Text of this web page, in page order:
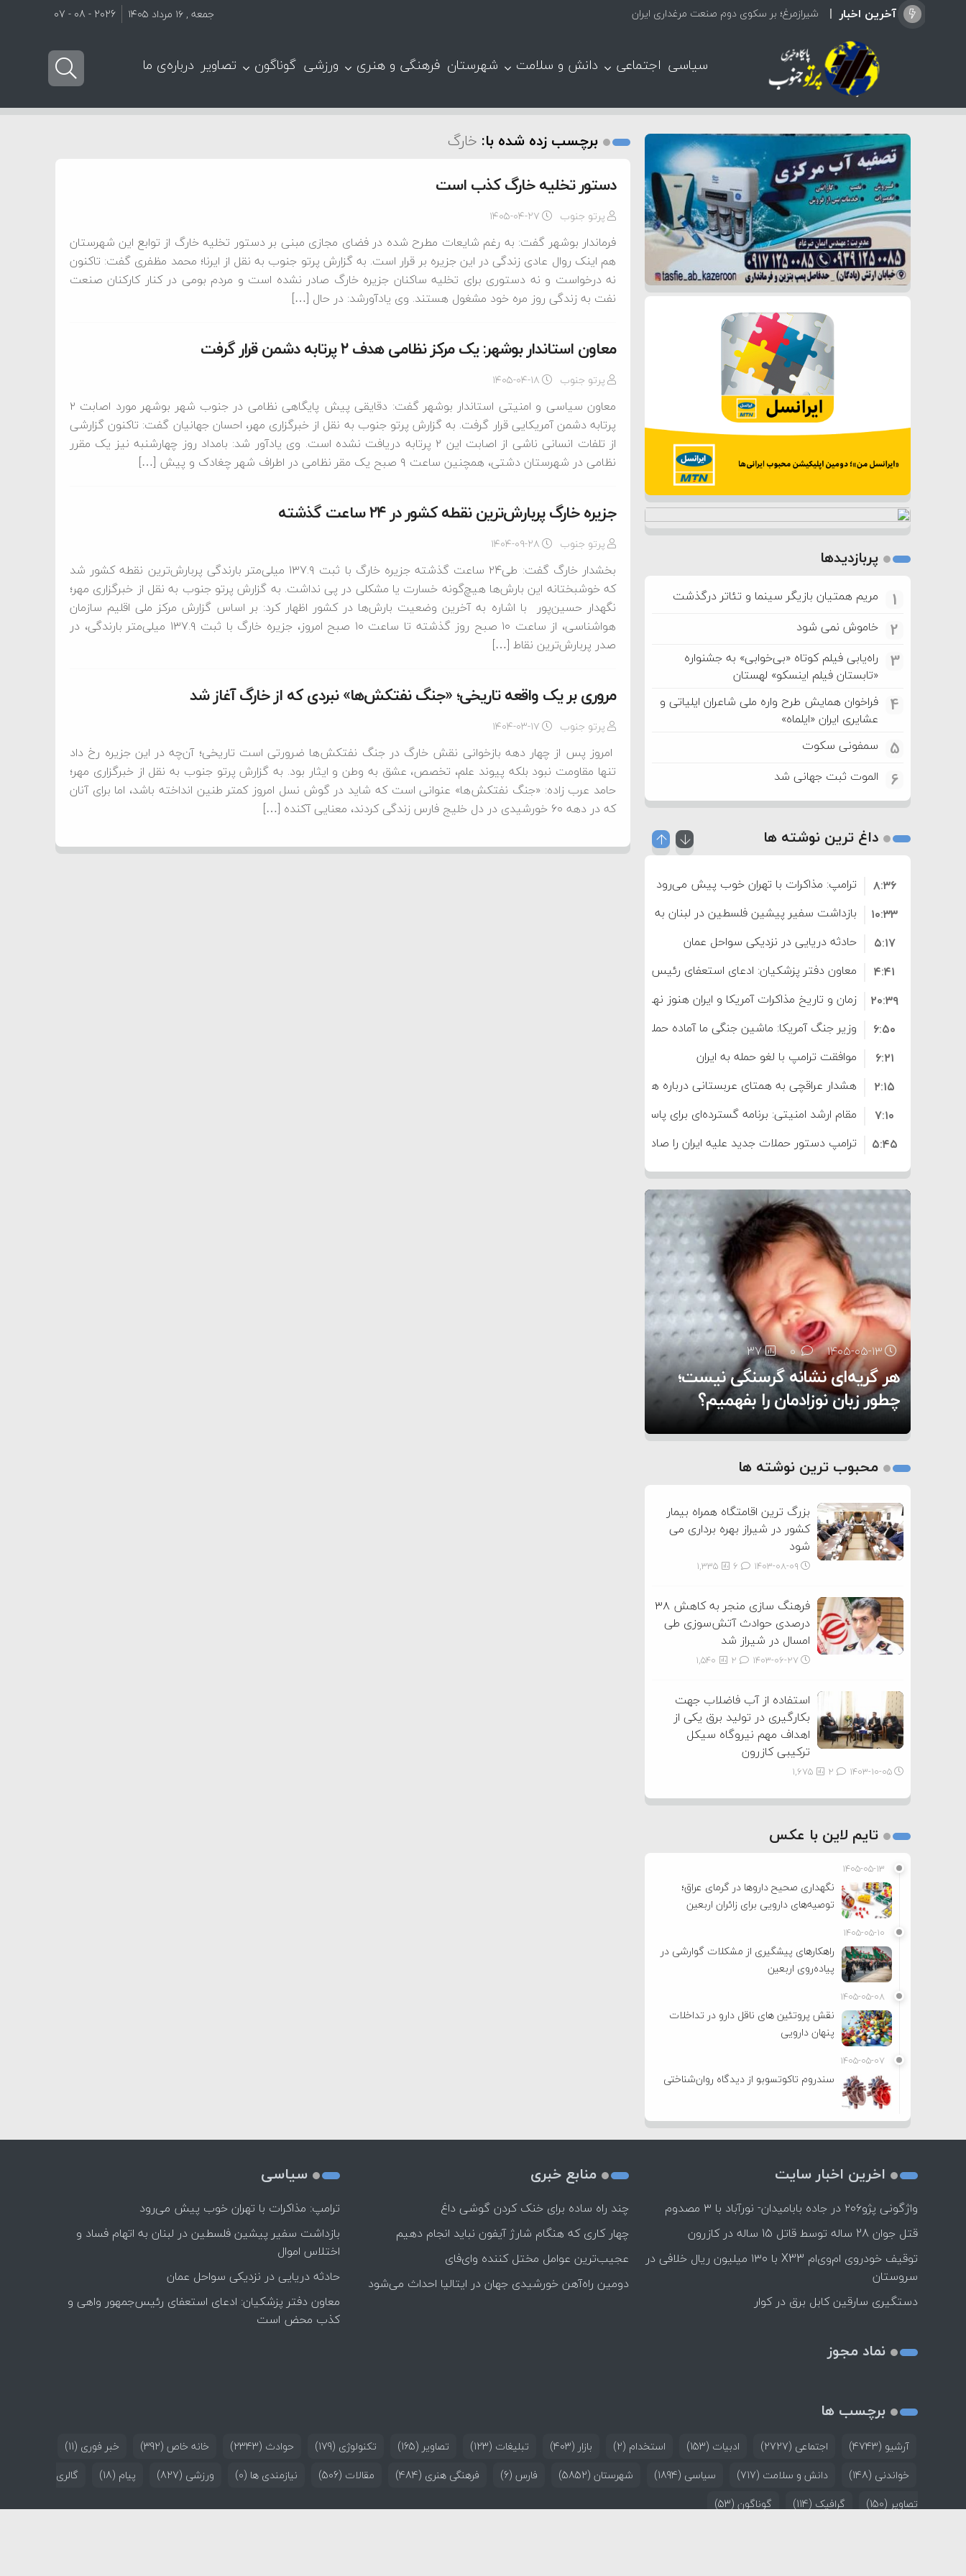
آخرین اخبار شیرازمرغ؛ بر سکوی دوم صنعت مرغداری ایران جمعه , ۱۶ مرداد ۱۴۰۵ 2026 - 08 - 07
سیاسی اجتماعی دانش و سلامت شهرستان فرهنگی و هنری ورزشی گوناگون تصاویر درباره‌ی ما
برچسب زده شده با: خارگ
دستور تخلیه خارگ کذب است
پرتو جنوب ۱۴۰۵-۰۴-۲۷
فرماندار بوشهر گفت: به رغم شایعات مطرح شده در فضای مجازی مبنی بر دستور تخلیه خارگ از توابع این شهرستان
هم اینک روال عادی زندگی در این جزیره بر قرار است. به گزارش پرتو جنوب به نقل از ایرنا؛ محمد مظفری گفت: تاکنون
نه درخواست و نه دستوری برای تخلیه ساکنان جزیره خارگ صادر نشده است و مردم بومی در کنار کارکنان صنعت
نفت به زندگی روز مره خود مشغول هستند. وی یادآورشد: در حال […]
معاون استاندار بوشهر: یک مرکز نظامی هدف ۲ پرتابه دشمن قرار گرفت
پرتو جنوب ۱۴۰۵-۰۴-۱۸
معاون سیاسی و امنیتی استاندار بوشهر گفت: دقایقی پیش پایگاهی نظامی در جنوب شهر بوشهر مورد اصابت ۲
پرتابه دشمن آمریکایی قرار گرفت. به گزارش پرتو جنوب به نقل از خبرگزاری مهر، احسان جهانیان گفت: تاکنون گزارشی
از تلفات انسانی ناشی از اصابت این ۲ پرتابه دریافت نشده است‌. وی یادآور شد: بامداد روز چهارشنبه نیز یک مقرر
نظامی در شهرستان دشتی، همچنین ساعت ۹ صبح یک مقر نظامی در اطراف شهر چغادک و پیش […]
جزیره خارگ پربارش‌ترین نقطه کشور در ۲۴ ساعت گذشته
پرتو جنوب ۱۴۰۴-۰۹-۲۸
بخشدار خارگ گفت: طی۲۴ ساعت گذشته جزیره خارگ با ثبت ۱۳۷.۹ میلی‌متر بارندگی پربارش‌ترین نقطه کشور شد
که خوشبختانه این بارش‌ها هیچ‌گونه خسارت یا مشکلی در پی نداشت. به گزارش پرتو جنوب به نقل از خبرگزاری مهر؛
نگهدار حسین‌پور با اشاره به آخرین وضعیت بارش‌ها در کشور اظهار کرد: بر اساس گزارش مرکز ملی اقلیم سازمان
هواشناسی، از ساعت ۱۰ صبح روز گذشته تا ساعت ۱۰ صبح امروز، جزیره خارگ با ثبت ۱۳۷.۹ میلی‌متر بارندگی، در
صدر پربارش‌ترین نقاط […]
مروری بر یک واقعه تاریخی؛ «جنگ نفتکش‌ها» نبردی که از خارگ آغاز شد
پرتو جنوب ۱۴۰۴-۰۳-۱۷
امروز پس از چهار دهه بازخوانی نقش خارگ در جنگ نفتکش‌ها ضرورتی است تاریخی؛ آن‌چه در این جزیره رخ داد
تنها مقاومت نبود بلکه پیوند علم، تخصص، عشق به وطن و ایثار بود. به گزارش پرتو جنوب به نقل از خبرگزاری مهر؛
حامد عرب زاده: «جنگ نفتکش‌ها» عنوانی است که شاید در گوش نسل امروز کمتر طنین انداخته باشد، اما برای آنان
که در دهه ۶۰ خورشیدی در دل خلیج فارس زندگی کردند، معنایی آکنده […]
پربازدیدها
1 مریم همتیان بازیگر سینما و تئاتر درگذشت
2 خاموش نمی شود
3
راه‌یابی فیلم کوتاه «بی‌خوابی» به جشنواره
«تابستان فیلم اینسکو» لهستان
4
فراخوان همایش طرح واره ملی شاعران ایلیاتی و
عشایری ایران «ایلماه»
5 سمفونی سکوت
6 الموت ثبت جهانی شد
داغ ترین نوشته ها
ترامپ: مذاکرات با تهران خوب پیش می‌رود
۸:۳۶
بازداشت سفیر پیشین فلسطین در لبنان به اتهام فساد و اختلاس اموال
۱۰:۳۳
حادثه دریایی در نزدیکی سواحل عمان
۵:۱۷
معاون دفتر پزشکیان: ادعای استعفای رئیس‌جمهور واهی و کذب محض
است
۴:۴۱
زمان و تاریخ مذاکرات آمریکا و ایران هنوز نهایی نشده است
۲۰:۳۹
وزیر جنگ آمریکا: ماشین جنگی ما آماده حمله نظامی علیه ایران است
۶:۵۰
موافقت ترامپ با لغو حمله به ایران
۶:۲۱
هشدار عراقچی به همتای عربستانی درباره همراهی با آمریکا
۲:۱۵
مقام ارشد امنیتی: برنامه گسترده‌ای برای پاسخ به دیوانگی آمریکا داریم
۷:۱۰
ترامپ دستور حملات جدید علیه ایران را صادر کرد
۵:۴۵
سپاه: دو نفتکش متخلف مورد اصابت قرار گرفته و متوقف شدند
۱۲:۵۹
ترامپ مدعی توافق تاریخی برای خلع سلاح کامل حماس شد
۸:۵۷
اعتراض عراقچی به همتای بلغارستانی به دلیل کمک به آمریکا در حملات به
ایران
۱۶:۱۹
کشورهایی که به متجاوزان کمک می کنند پاسخ سختی خواهند گرفت
۱۰:۱۵
سنتکام پایان تجاوز جدید به ایران را اعلام کرد
۶:۰۵
۱۴۰۵-۰۵-۱۳ 0
37
هر گریه‌ای نشانه گرسنگی نیست؛
چطور زبان نوزادمان را بفهمیم؟
۱۴۰۵-۰۵-۱۲ 0
28
تغذیه پدر می‌تواند بر سلامت نوزاد
تأثیر بگذارد
۱۴۰۵-۰۵-۱۲ 0
13
روی دیگر زندگی
2
محبوب ترین نوشته ها
بزرگ ترین اقامتگاه همراه بیمار
کشور در شیراز بهره برداری می
شود
۱۴۰۳-۰۸-۰۹ 1,335
فرهنگ سازی منجر به کاهش ۳۸
درصدی حوادث آتش‌سوزی طی
امسال در شیراز شد
۱۴۰۳-۰۶-۲۷ 1,540
استفاده از آب فاضلاب جهت
بکارگیری در تولید برق یکی از
اهداف مهم نیروگاه سیکل
ترکیبی کازرون
۱۴۰۳-۱۰-۰۵ 1,675
تایم لاین با عکس
۱۴۰۵-۰۵-۱۳
نگهداری صحیح داروها در گرمای عراق؛
توصیه‌های دارویی برای زائران اربعین
۱۴۰۵-۰۵-۱۰
راهکارهای پیشگیری از مشکلات گوارشی در
پیاده‌روی اربعین
۱۴۰۵-۰۵-۰۸
نقش پروتئین های ناقل دارو در تداخلات
پنهان دارویی
۱۴۰۵-۰۵-۰۷
سندروم تاکوتسوبو از دیدگاه روان‌شناختی
اخرین اخبار سایت
واژگونی پژو۲۰۶ در جاده بابامیدان- نورآباد با ۳ مصدوم
قتل جوان 28 ساله توسط قاتل 15 ساله در کازرون
توقیف خودروی ام‌وی‌ام X33 با ۱۳۰ میلیون ریال خلافی در
سروستان
دستگیری سارقین کابل برق در کوار
نماد مجوز
منابع خبری
چند راه‌ ساده برای خنک کردن گوشی داغ
چهار کاری که هنگام شارژ آیفون نباید انجام دهیم
عجیب‌ترین عوامل مختل کننده وای‌فای
دومین راه‌آهن خورشیدی جهان در ایتالیا احداث می‌شود
سیاسی
ترامپ: مذاکرات با تهران خوب پیش می‌رود
بازداشت سفیر پیشین فلسطین در لبنان به اتهام فساد و
اختلاس اموال
حادثه دریایی در نزدیکی سواحل عمان
معاون دفتر پزشکیان: ادعای استعفای رئیس‌جمهور واهی و
کذب محض است
برچسب ها
آرشیو (4743) اجتماعی (2727) ادبیات (153) استخدام (2) بازار (403) تبلیغات (123) تصاویر (165) تکنولوژی (179) حوادث (2343) خانه خاص (392) خبر فوری (11)
خواندنی (148) دانش و سلامت (717) سیاسی (1894) شهرستان (5852) فارس (6) فرهنگی هنری (484) مقالات (506) نیازمندی ها (0) ورزشی (827) پیام (18)
گالری
تصاویر (150) گرافیک (114) گوناگون (53)